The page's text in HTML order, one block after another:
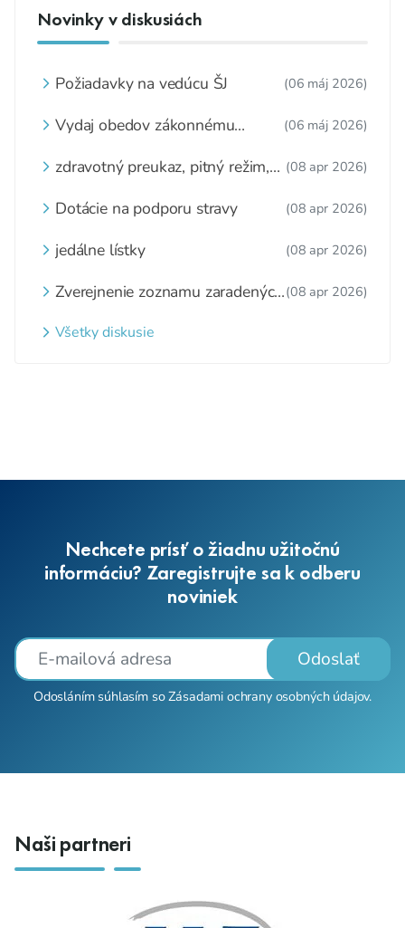
Novinky v diskusiách
Požiadavky na vedúcu ŠJ (06 máj 2026)
Vydaj obedov zákonnému
(06 máj 2026)
zdravotný preukaz, pitný režim,
(08 apr 2026)
Dotácie na podporu stravy (08 apr 2026)
jedálne lístky (08 apr 2026)
Zverejnenie zoznamu zaradených
webovom sídle
(08 apr 2026)
Všetky diskusie
Nechcete prísť o žiadnu užitočnú
informáciu? Zaregistrujte sa k odberu
noviniek
Odoslať
Odosláním súhlasím soZásadami ochrany osobných údajov.
Naši partneri